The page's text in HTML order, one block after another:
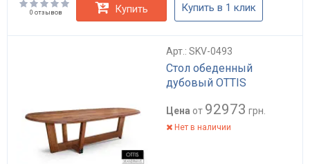
0 отзывов Купить Купить в 1 клик
Арт.: SKV-0493
Стол обеденный
дубовый OTTIS
Цена от 92973 грн.
Нет в наличии